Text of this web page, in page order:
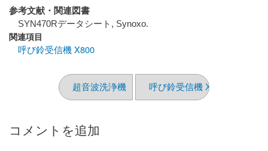
参考文献・関連図書
SYN470Rデータシート, Synoxo.
関連項目
呼び鈴受信機 X800
超音波洗浄機 呼び鈴受信機 X800
コメントを追加